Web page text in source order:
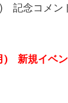
) 記念コメン
) 新規イベ